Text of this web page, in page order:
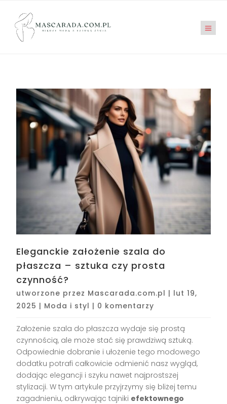
Eleganckie założenie szala do
płaszcza – sztuka czy prosta
czynność?
utworzone przez Mascarada.com.pl | lut 19,
2025 | Moda i styl | 0 komentarzy
Założenie szala do płaszcza wydaje się prostą
czynnością, ale może stać się prawdziwą sztuką.
Odpowiednie dobranie i ułożenie tego modowego
dodatku potrafi całkowicie odmienić nasz wygląd,
dodając elegancji i szyku nawet najprostszej
stylizacji. W tym artykule przyjrzymy się bliżej temu
zagadnieniu, odkrywając tajniki efektownego